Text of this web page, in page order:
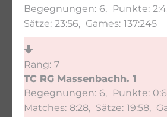
6
2:4
23:56
137:245
7
TC RG Massenbachh. 1
6
0:6
8:28
19:58